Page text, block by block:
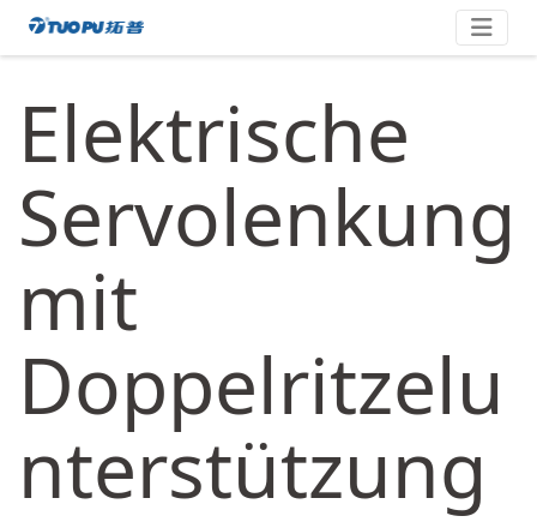
Zum
Inhalt
拓
·
科
技
平
台
企
业
Elektrische
Servolenkung
mit
Doppelritzelu
nterstützung